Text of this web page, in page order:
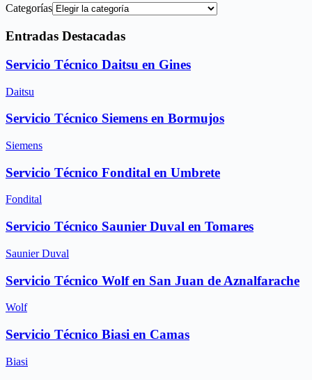
Categorías
Entradas Destacadas
Servicio Técnico Daitsu en Gines
Daitsu
Servicio Técnico Siemens en Bormujos
Siemens
Servicio Técnico Fondital en Umbrete
Fondital
Servicio Técnico Saunier Duval en Tomares
Saunier Duval
Servicio Técnico Wolf en San Juan de Aznalfarache
Wolf
Servicio Técnico Biasi en Camas
Biasi